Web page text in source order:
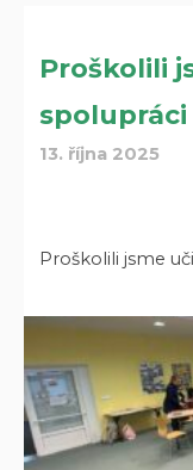
Proškolili
spolupráci
13. října 2025
Proškolili jsme